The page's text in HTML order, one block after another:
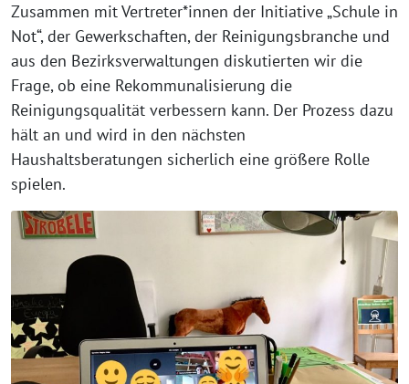
Zusammen mit Vertreter*innen der Initiative „Schule in
Not“, der Gewerkschaften, der Reinigungsbranche und
aus den Bezirksverwaltungen diskutierten wir die
Frage, ob eine Rekommunalisierung die
Reinigungsqualität verbessern kann. Der Prozess dazu
hält an und wird in den nächsten
Haushaltsberatungen sicherlich eine größere Rolle
spielen.